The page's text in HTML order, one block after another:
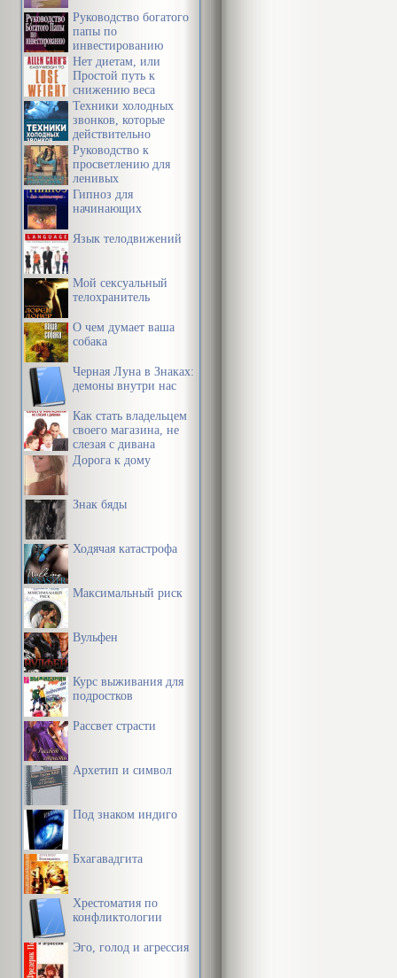
Руководство богатого
папы по
инвестированию
Нет диетам, или
Простой путь к
снижению веса
Техники холодных
звонков, которые
действительно
работают
Руководство к
просветлению для
ленивых
Гипноз для
начинающих
Язык телодвижений
Мой сексуальный
телохранитель
О чем думает ваша
собака
Черная Луна в Знаках:
демоны внутри нас
Как стать владельцем
своего магазина, не
слезая с дивана
Дорога к дому
Знак бяды
Ходячая катастрофа
Максимальный риск
Вульфен
Курс выживания для
подростков
Рассвет страсти
Архетип и символ
Под знаком индиго
Бхагавадгита
Хрестоматия по
конфликтологии
Эго, голод и агрессия